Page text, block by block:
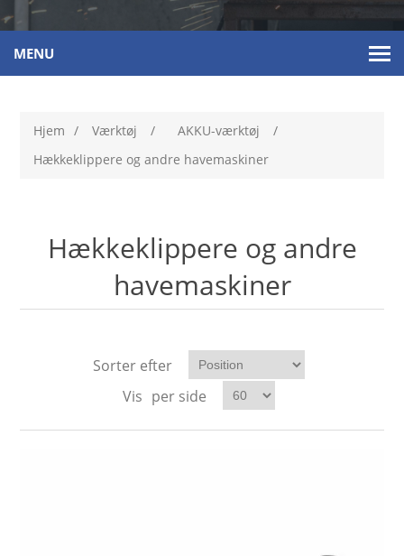
MENU
Hjem / Værktøj / AKKU-værktøj
/
Hækkeklippere og andre havemaskiner
Hækkeklippere og andre
havemaskiner
Sorter efter
Vis per side